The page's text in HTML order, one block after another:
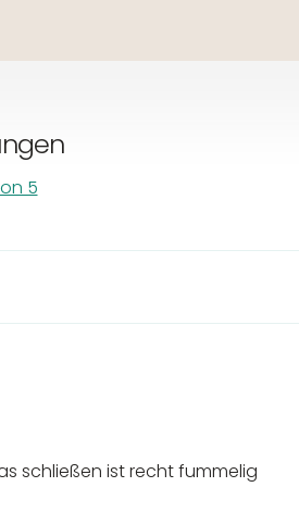
5
schließen ist recht fummelig